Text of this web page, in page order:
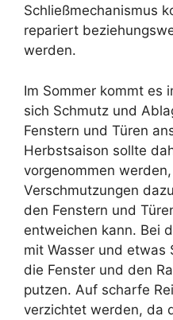
Schließmechanismus
repariert
werden.
Im Sommer kommt es
sich Schmutz und
Fenstern und Türen
Herbstsaison sollte
vorgenommen
Verschmutzungen
den Fenstern und
entweichen kann. Bei
mit Wasser und etwas
die Fenster und den
putzen. Auf scharfe
verzichtet werden, da